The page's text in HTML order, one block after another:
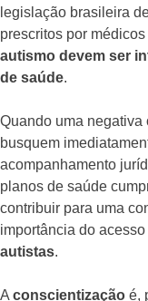
legislação brasileira
prescritos por
autismo devem ser
de saúde.
Quando uma
busquem
acompanhamento
planos de saúde
contribuir para uma
importância do
autistas.
A conscientização é,